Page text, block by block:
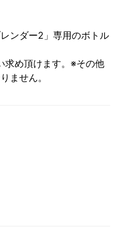
ンダー2」専用のボトル
求め頂けます。※その他
ません。